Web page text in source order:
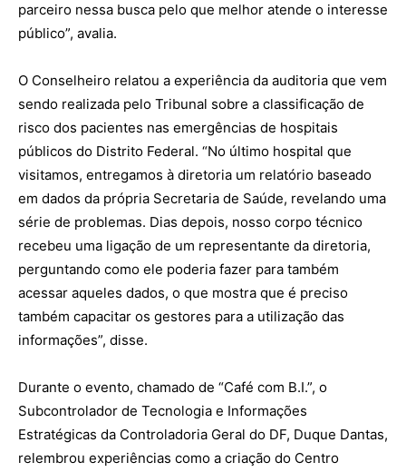
parceiro nessa busca pelo que melhor atende o interesse
público”, avalia.
O Conselheiro relatou a experiência da auditoria que vem
sendo realizada pelo Tribunal sobre a classificação de
risco dos pacientes nas emergências de hospitais
públicos do Distrito Federal. “No último hospital que
visitamos, entregamos à diretoria um relatório baseado
em dados da própria Secretaria de Saúde, revelando uma
série de problemas. Dias depois, nosso corpo técnico
recebeu uma ligação de um representante da diretoria,
perguntando como ele poderia fazer para também
acessar aqueles dados, o que mostra que é preciso
também capacitar os gestores para a utilização das
informações”, disse.
Durante o evento, chamado de “Café com B.I.”, o
Subcontrolador de Tecnologia e Informações
Estratégicas da Controladoria Geral do DF, Duque Dantas,
relembrou experiências como a criação do Centro